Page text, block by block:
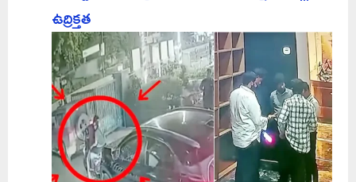
ఉద్రిక్తత